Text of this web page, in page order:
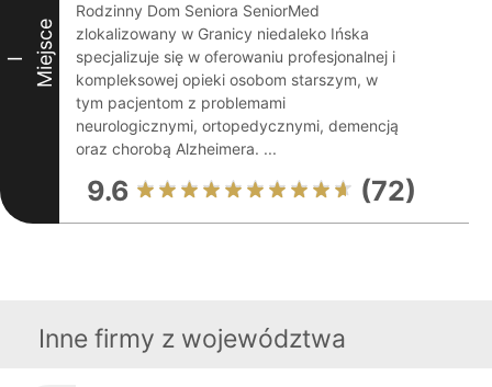
I Miejsce
Rodzinny Dom Seniora SeniorMed
zlokalizowany w Granicy niedaleko Ińska
specjalizuje się w oferowaniu profesjonalnej i
kompleksowej opieki osobom starszym, w
tym pacjentom z problemami
neurologicznymi, ortopedycznymi, demencją
oraz chorobą Alzheimera. ...
9.6 (72)
Inne firmy z województwa